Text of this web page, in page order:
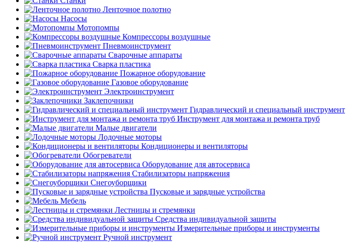
Ленточное полотно
Насосы
Мотопомпы
Компрессоры воздушные
Пневмоинструмент
Сварочные аппараты
Сварка пластика
Пожарное оборудование
Газовое оборудование
Электроинструмент
Заклепочники
Гидравлический и специальный инструмент
Инструмент для монтажа и ремонта труб
Малые двигатели
Лодочные моторы
Кондиционеры и вентиляторы
Обогреватели
Оборудование для автосервиса
Стабилизаторы напряжения
Снегоуборщики
Пусковые и зарядные устройства
Мебель
Лестницы и стремянки
Средства индивидуальной защиты
Измерительные приборы и инструменты
Ручной инструмент